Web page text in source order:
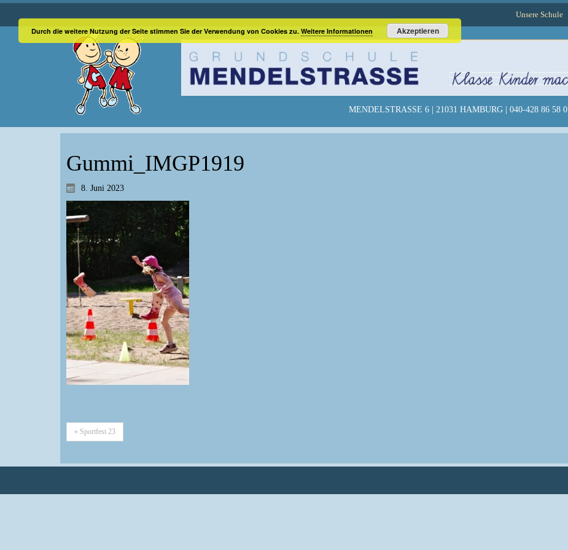
Unsere Schule
MENDELSTRASSE 6 | 21031 HAMBURG | 040-428 86 58 0
Gummi_IMGP1919
8. Juni 2023
« Sportfest 23
Durch die weitere Nutzung der Seite stimmen Sie der Verwendung von Cookies zu. Weitere Informationen Akzeptieren